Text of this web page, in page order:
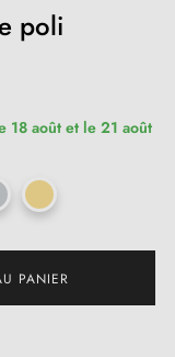
poli
18 août et le 21 août
PANIER